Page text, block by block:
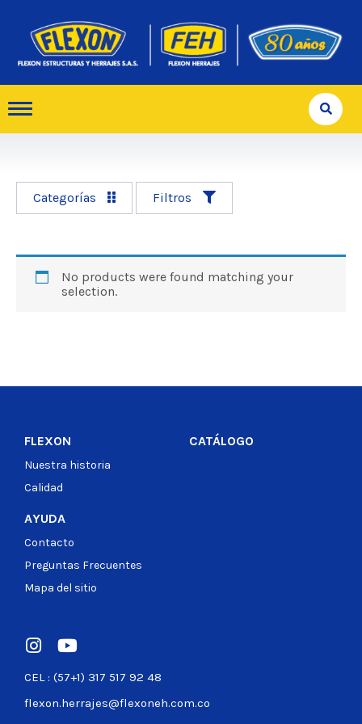
Categorías Filtros
No products were found matching your
selection.
CEL : (57+1) 317 517 92 48
flexon.herrajes@flexoneh.com.co
FLEXON
Nuestra historia
Calidad
CATÁLOGO
AYUDA
Contacto
Preguntas Frecuentes
Mapa del sitio